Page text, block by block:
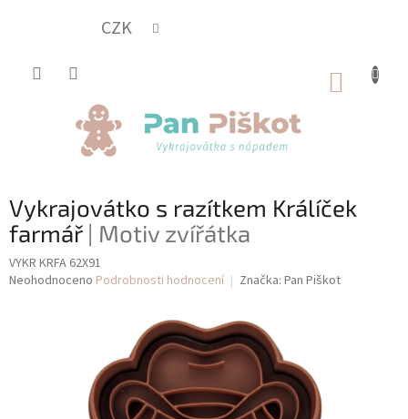
CZK
Vykrajovátko s razítkem Králíček
farmář | Motiv zvířátka
VYKR KRFA 62X91
Průměrné
Neohodnoceno Podrobnosti hodnocení Značka: Pan Piškot